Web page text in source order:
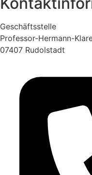
Geschäftsstelle
Professor-Hermann-
07407 Rudolstadt